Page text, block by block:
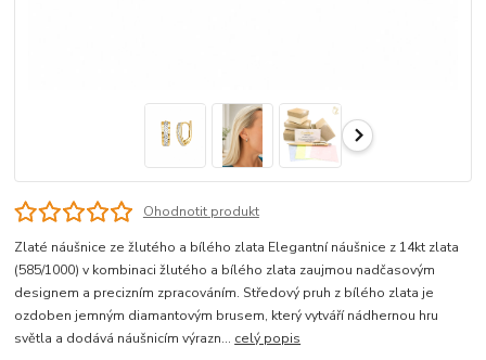
Ohodnotit produkt
Zlaté náušnice ze žlutého a bílého zlata Elegantní náušnice z 14kt zlata
(585/1000) v kombinaci žlutého a bílého zlata zaujmou nadčasovým
designem a precizním zpracováním. Středový pruh z bílého zlata je
ozdoben jemným diamantovým brusem, který vytváří nádhernou hru
světla a dodává náušnicím výrazn... celý popis